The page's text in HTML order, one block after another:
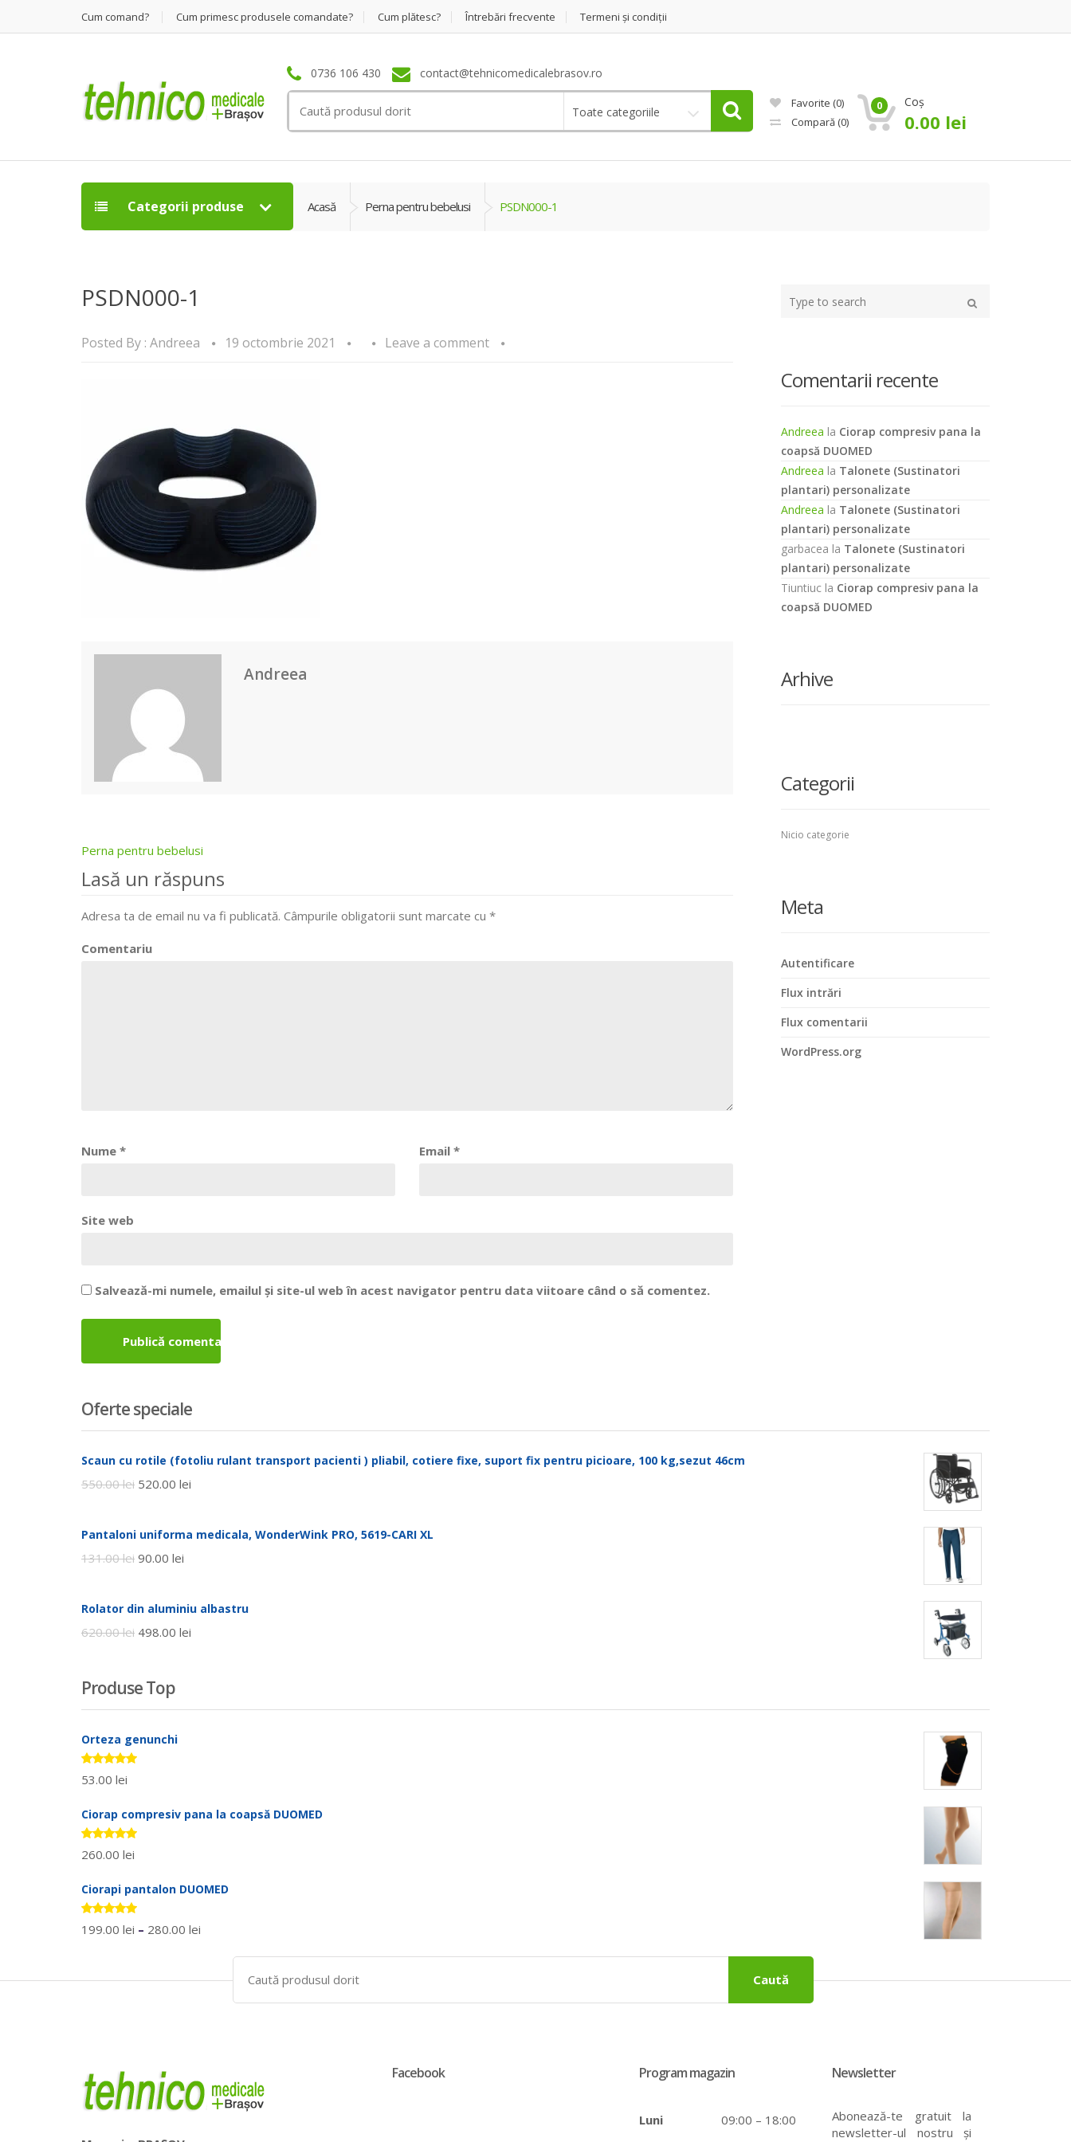
Cum comand? Cum primesc produsele comandate? Cum plătesc? Întrebări frecvente Termeni şi condiţii
0736 106 430 contact@tehnicomedicalebrasov.ro
for:
Toate categoriile
Favorite (0)
Compară (0)
0 Coș
0.00 lei
Categorii produse Acasă Perna pentru bebelusi PSDN000-1
PSDN000-1
Posted By : Andreea 19 octombrie 2021 Leave a comment
Andreea
Post
navigation
Perna pentru bebelusi
Lasă un răspuns
Adresa ta de email nu va fi publicată. Câmpurile obligatorii sunt marcate cu *
Comentariu
Nume * Email *
Site web
Salvează-mi numele, emailul și site-ul web în acest navigator pentru data viitoare când o să comentez.
your
Comentarii recente
Andreea la Ciorap compresiv pana la
coapsă DUOMED
Andreea la Talonete (Sustinatori
plantari) personalizate
Andreea la Talonete (Sustinatori
plantari) personalizate
garbacea la Talonete (Sustinatori
plantari) personalizate
Tiuntiucla Ciorap compresiv pana la
coapsă DUOMED
Arhive
Categorii
Nicio categorie
Meta
Autentificare
Flux intrări
Flux comentarii
WordPress.org
Oferte speciale
Scaun cu rotile (fotoliu rulant transport pacienti ) pliabil, cotiere fixe, suport fix pentru picioare, 100 kg,sezut 46cm
550.00lei 520.00 lei
Pantaloni uniforma medicala, WonderWink PRO, 5619-CARI XL
131.00lei 90.00 lei
Rolator din aluminiu albastru
620.00lei 498.00 lei
Produse Top
Orteza genunchi
Evaluat la
5.00stele
53.00 lei
Ciorap compresiv pana la coapsă DUOMED
Evaluat la
5.00stele
260.00 lei
Ciorapi pantalon DUOMED
Evaluat la
5.00stele
199.00 lei – 280.00 lei
Search
for:
Caută
Facebook Program magazin
Luni
09:00 – 18:00
Newsletter
Abonează-te gratuit la
newsletter-ul nostru și